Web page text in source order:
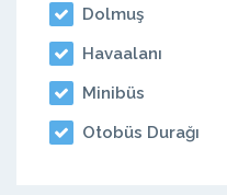
Dolmuş
Havaalanı
Minibüs
Otobüs Durağı